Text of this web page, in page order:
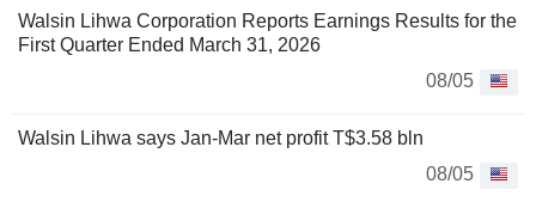
Walsin Lihwa Corporation Reports Earnings Results for the
First Quarter Ended March 31, 2026
08/05
Walsin Lihwa says Jan-Mar net profit T$3.58 bln
08/05